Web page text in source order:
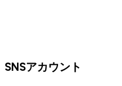
SNSアカウント